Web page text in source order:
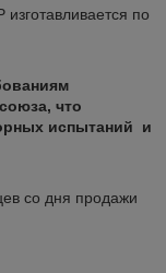
по
что
испытаний и
со дня продажи